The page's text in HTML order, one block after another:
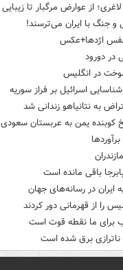
از عوارض مرگبار تا زیبایی
و جنگ با ایران می‌ترسند!
اژدها+عکس
در دورود
در انگلیس
اسرائیل بر فراز سوریه
به نتانیاهو زندانی شد
یمن به عربستان سعودی
باقی مانده است
ایران در رسانه‌های جهان
را از قهرمانی دور کردند
برای ما نقطه قوت است
ناترازی برق شده است